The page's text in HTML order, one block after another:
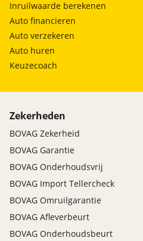
Inruilwaarde berekenen
Auto financieren
Auto verzekeren
Auto huren
Keuzecoach
Zekerheden
BOVAG Zekerheid
BOVAG Garantie
BOVAG Onderhoudsvrij
BOVAG Import Tellercheck
BOVAG Omruilgarantie
BOVAG Afleverbeurt
BOVAG Onderhoudsbeurt